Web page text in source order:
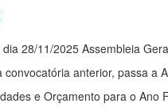
28/11/2025 Assembleia
anterior, passa a
e Orçamento para o